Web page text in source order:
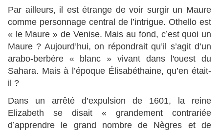
Par ailleurs, il est étrange de voir surgir un Maure
comme personnage central de l’intrigue. Othello est
« le Maure » de Venise. Mais au fond, c’est quoi un
Maure ? Aujourd’hui, on répondrait qu’il s’agit d’un
arabo-berbère « blanc » vivant dans l'ouest du
Sahara. Mais à l’époque Élisabéthaine, qu’en était-
il ?
Dans un arrêté d’expulsion de 1601, la reine
Elizabeth se disait « grandement contrariée
d’apprendre le grand nombre de Nègres et de